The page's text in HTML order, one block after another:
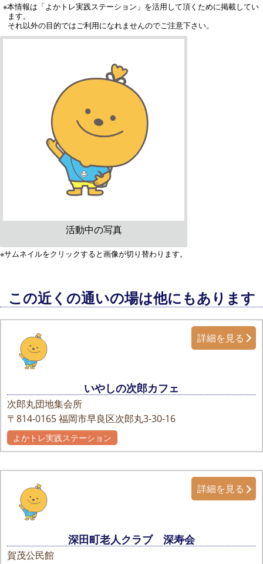
※本情報は「よかトレ実践ステーション」を活用して頂くために掲載してい
ます。
それ以外の目的ではご利用になれませんのでご注意下さい。
活動中の写真
※サムネイルをクリックすると画像が切り替わります。
この近くの通いの場は他にもあります
いやしの次郎カフェ
次郎丸団地集会所
〒814-0165福岡市早良区次郎丸3-30-16
詳細を見る
よかトレ実践ステーション
深田町老人クラブ 深寿会
賀茂公民館
詳細を見る